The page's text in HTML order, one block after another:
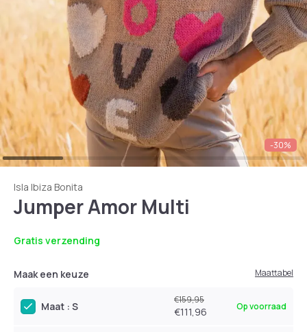
-30%
Isla Ibiza Bonita
Jumper Amor Multi
Gratis verzending
Maak een keuze
Maat : S
€159,95
€111,96 Op voorraad
Maattabel